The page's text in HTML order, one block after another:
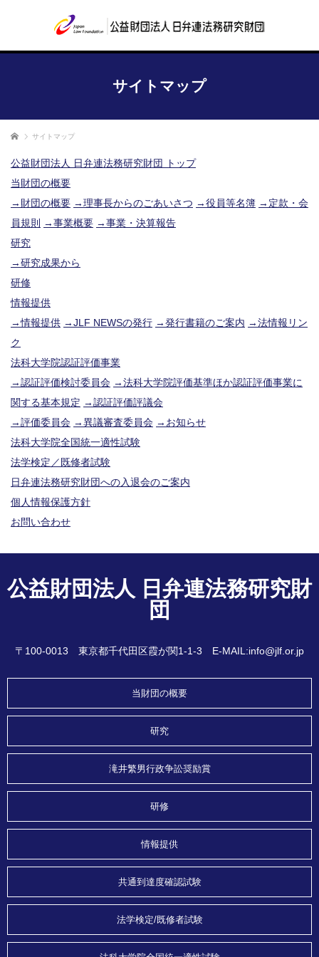
サイトマップ
ホーム サイトマップ
公益財団法人 日弁連法務研究財団 トップ
当財団の概要
→財団の概要 →理事長からのごあいさつ →役員等名簿 →定款・会
員規則
→事業概要 →事業・決算報告
研究
→研究成果から
研修
情報提供
→情報提供 →JLF NEWSの発行 →発行書籍のご案内 →法情報リン
ク
法科大学院認証評価事業
→認証評価検討委員会 →法科大学院評価基準ほか認証評価事業に
関する基本規定 →認証評価評議会
→評価委員会 →異議審査委員会 →お知らせ
法科大学院全国統一適性試験
法学検定／既修者試験
日弁連法務研究財団への入退会のご案内
個人情報保護方針
お問い合わせ
公益財団法人 日弁連法務研究財
団
〒100-0013 東京都千代田区霞が関1-1-3 E-MAIL:info@jlf.or.jp
当財団の概要
研究
滝井繁男行政争訟奨励賞
研修
情報提供
共通到達度確認試験
法学検定/既修者試験